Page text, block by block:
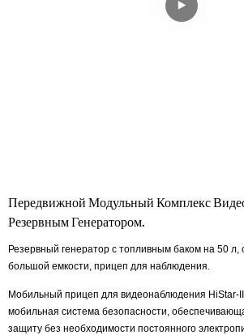
Передвижной Модульный Комплекс
Резервным Генератором.
Резервный генератор с топливным баком на 50 л,
большой емкости, прицеп для наблюдения.
Мобильный прицеп для видеонаблюдения HiStar-
мобильная система безопасности,
защиту без необходимости постоянного